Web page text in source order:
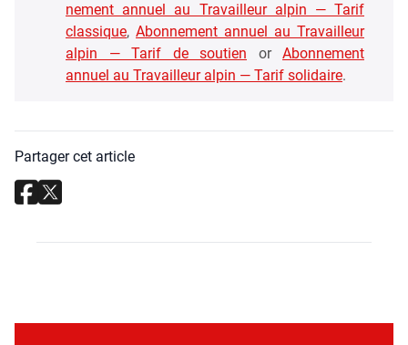
ne­ment annuel au Tra­vailleur alpin — Tarif
clas­sique, Abon­ne­ment annuel au Tra­vailleur
alpin — Tarif de sou­tien or Abon­ne­ment
annuel au Tra­vailleur alpin — Tarif soli­daire.
Partager cet article